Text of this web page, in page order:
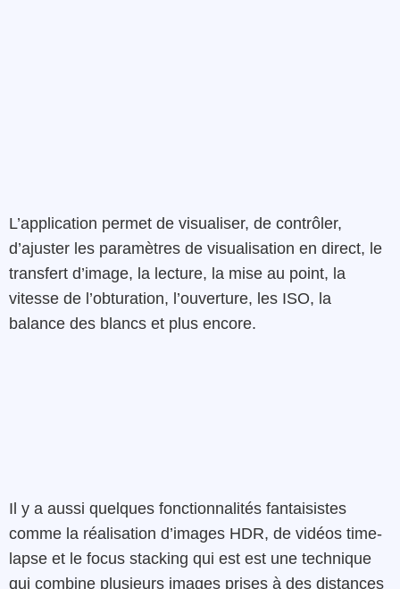
L’application permet de visualiser, de contrôler,
d’ajuster les paramètres de visualisation en direct, le
transfert d’image, la lecture, la mise au point, la
vitesse de l’obturation, l’ouverture, les ISO, la
balance des blancs et plus encore.
Il y a aussi quelques fonctionnalités fantaisistes
comme la réalisation d’images HDR, de vidéos time-
lapse et le focus stacking qui est est une technique
qui combine plusieurs images prises à des distances